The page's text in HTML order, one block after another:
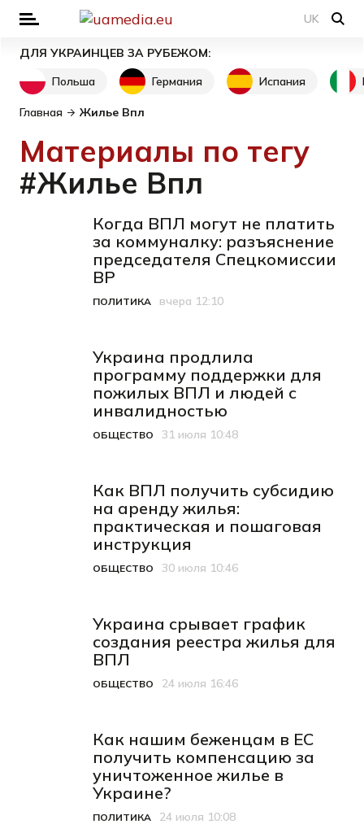
UK
ДЛЯ УКРАИНЦЕВ ЗА РУБЕЖОМ:
Польша
Германия Испания
Главная Жилье Впл
Материалы по тегу
#Жилье Впл
Когда ВПЛ могут не платить
за коммуналку: разъяснение
председателя Спецкомиссии
ВР
Категория
ПОЛИТИКА
Дата публикации
вчера 12:10
Украина продлила
программу поддержки для
пожилых ВПЛ и людей с
инвалидностью
Категория
ОБЩЕСТВО
Дата публикации
31 июля 10:48
Как ВПЛ получить субсидию
на аренду жилья:
практическая и пошаговая
инструкция
Категория
ОБЩЕСТВО
Дата публикации
30 июля 10:46
Украина срывает график
создания реестра жилья для
ВПЛ
Категория
ОБЩЕСТВО
Дата публикации
24 июля 16:46
Как нашим беженцам в ЕС
получить компенсацию за
уничтоженное жилье в
Украине?
Категория
ПОЛИТИКА
Дата публикации
24 июля 10:08